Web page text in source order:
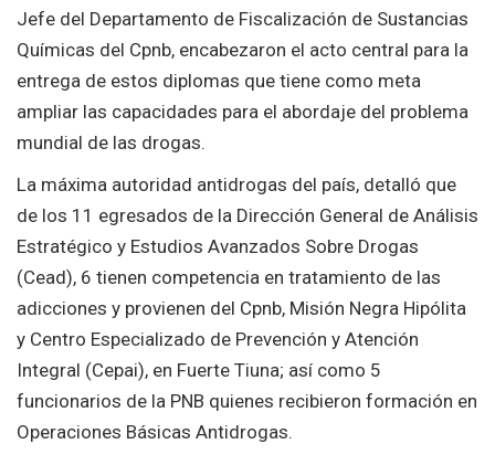
Jefe del Departamento de Fiscalización de Sustancias
Químicas del Cpnb, encabezaron el acto central para la
entrega de estos diplomas que tiene como meta
ampliar las capacidades para el abordaje del problema
mundial de las drogas.
La máxima autoridad antidrogas del país, detalló que
de los 11 egresados de la Dirección General de Análisis
Estratégico y Estudios Avanzados Sobre Drogas
(Cead), 6 tienen competencia en tratamiento de las
adicciones y provienen del Cpnb, Misión Negra Hipólita
y Centro Especializado de Prevención y Atención
Integral (Cepai), en Fuerte Tiuna; así como 5
funcionarios de la PNB quienes recibieron formación en
Operaciones Básicas Antidrogas.